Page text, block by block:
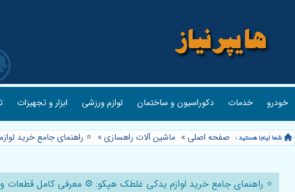
خودرو خدمات دکوراسیون و ساختمان لوازم ورزشی ابزار و تجهیزات
صفحه اصلی » ماشین آلات راهسازی» ⭐️ راهنمای جامع خرید
⭐️ راهنمای جامع خرید لوازم یدکی غلطک هپکو: ⚙️ معرفی کامل قطعات